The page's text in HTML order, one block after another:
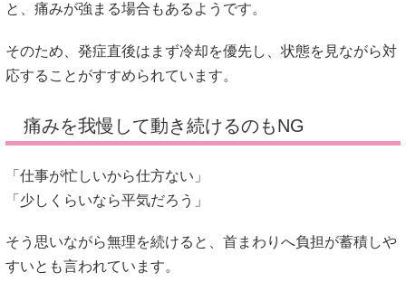
と、痛みが強まる場合もあるようです。
そのため、発症直後はまず冷却を優先し、状態を見ながら対
応することがすすめられています。
痛みを我慢して動き続けるのもNG
「仕事が忙しいから仕方ない」
「少しくらいなら平気だろう」
そう思いながら無理を続けると、首まわりへ負担が蓄積しや
すいとも言われています。